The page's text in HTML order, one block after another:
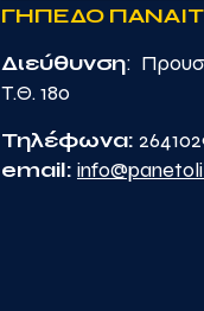
ΓΗΠΕΔΟ
Διεύθυνση:
Τ.Θ. 180
Τηλέφωνα:
email: